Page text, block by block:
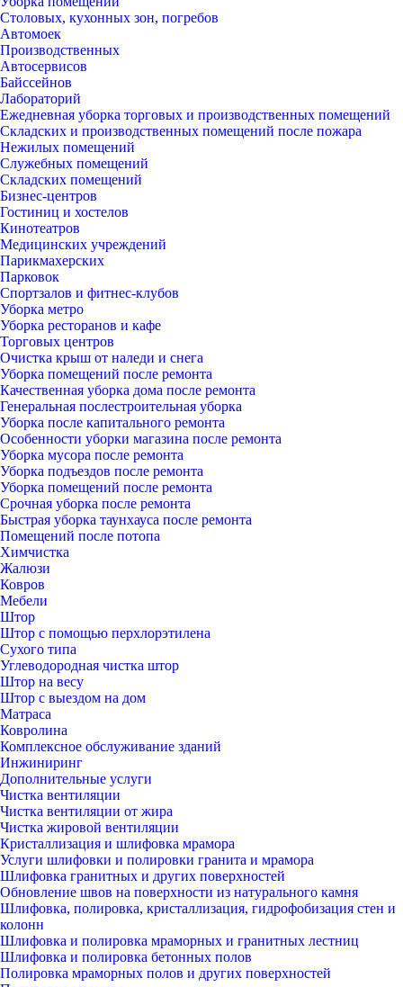
Столовых, кухонных зон, погребов
Автомоек
Производственных
Автосервисов
Байссейнов
Лабораторий
Ежедневная уборка торговых и производственных помещений
Складских и производственных помещений после пожара
Нежилых помещений
Служебных помещений
Складских помещений
Бизнес-центров
Гостиниц и хостелов
Кинотеатров
Медицинских учреждений
Парикмахерских
Парковок
Спортзалов и фитнес-клубов
Уборка метро
Уборка ресторанов и кафе
Торговых центров
Очистка крыш от наледи и снега
Уборка помещений после ремонта
Качественная уборка дома после ремонта
Генеральная послестроительная уборка
Уборка после капитального ремонта
Особенности уборки магазина после ремонта
Уборка мусора после ремонта
Уборка подъездов после ремонта
Уборка помещений после ремонта
Срочная уборка после ремонта
Быстрая уборка таунхауса после ремонта
Помещений после потопа
Химчистка
Жалюзи
Ковров
Мебели
Штор
Штор с помощью перхлорэтилена
Сухого типа
Углеводородная чистка штор
Штор на весу
Штор с выездом на дом
Матраса
Ковролина
Комплексное обслуживание зданий
Инжиниринг
Дополнительные услуги
Чистка вентиляции
Чистка вентиляции от жира
Чистка жировой вентиляции
Кристаллизация и шлифовка мрамора
Услуги шлифовки и полировки гранита и мрамора
Шлифовка гранитных и других поверхностей
Обновление швов на поверхности из натурального камня
Шлифовка, полировка, кристаллизация, гидрофобизация стен и
колонн
Шлифовка и полировка мраморных и гранитных лестниц
Шлифовка и полировка бетонных полов
Полировка мраморных полов и других поверхностей